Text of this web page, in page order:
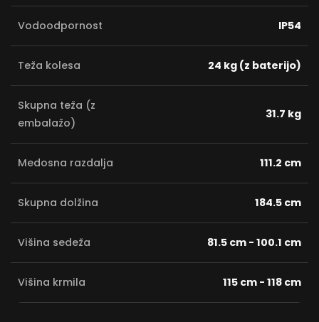
Vodoodpornost IP54
Teža kolesa 24 kg (z baterijo)
Skupna teža (z
embalažo)
31.7 kg
Medosna razdalja 111.2 cm
Skupna dolžina 184.5 cm
Višina sedeža 81.5 cm - 100.1 cm
Višina krmila 115 cm - 118 cm